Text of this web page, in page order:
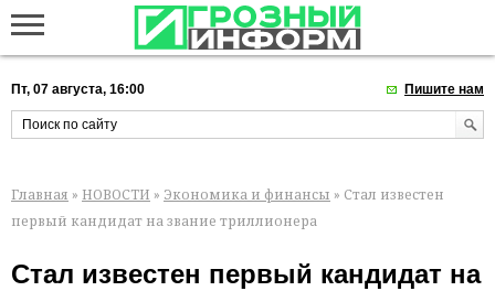
Пт, 07 августа, 16:00 Пишите нам
Главная » НОВОСТИ » Экономика и финансы » Стал известен
первый кандидат на звание триллионера
Стал известен первый кандидат на